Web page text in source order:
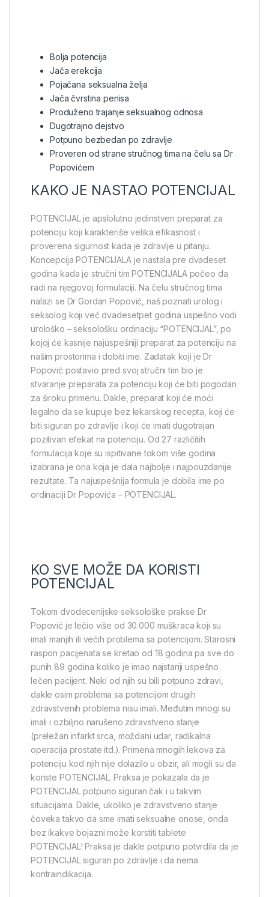
Bolja potencija
Jača erekcija
Pojačana seksualna želja
Jača čvrstina penisa
Produženo trajanje seksualnog odnosa
Dugotrajno dejstvo
Potpuno bezbedan po zdravlje
Proveren od strane stručnog tima na čelu sa Dr
Popovićem
KAKO JE NASTAO POTENCIJAL
POTENCIJAL je apslolutno jedinstven preparat za
potenciju koji karakteriše velika efikasnost i
proverena sigurnost kada je zdravlje u pitanju.
Koncepcija POTENCIJALA je nastala pre dvadeset
godina kada je stručni tim POTENCIJALA počeo da
radi na njegovoj formulaciji. Na čelu stručnog tima
nalazi se Dr Gordan Popović, naš poznati urolog i
seksolog koji već dvadesetpet godina uspešno vodi
urološko – seksološku ordinaciju “POTENCIJAL”, po
kojoj će kasnije najuspešniji preparat za potenciju na
našim prostorima i dobiti ime. Zadatak koji je Dr
Popović postavio pred svoj stručni tim bio je
stvaranje preparata za potenciju koji će biti pogodan
za široku primenu. Dakle, preparat koji će moći
legalno da se kupuje bez lekarskog recepta, koji će
biti siguran po zdravlje i koji će imati dugotrajan
pozitivan efekat na potenciju. Od 27 različitih
formulacija koje su ispitivane tokom više godina
izabrana je ona koja je dala najbolje i najpouzdanije
rezultate. Ta najuspešnija formula je dobila ime po
ordinaciji Dr Popovića – POTENCIJAL.
KO SVE MOŽE DA KORISTI
POTENCIJAL
Tokom dvodecenijske seksološke prakse Dr
Popović je lečio više od 30.000 muškraca koji su
imali manjih ili većih problema sa potencijom. Starosni
raspon pacijenata se kretao od 18 godina pa sve do
punih 89 godina koliko je imao najstariji uspešno
lečen pacijent. Neki od njih su bili potpuno zdravi,
dakle osim problema sa potencijom drugih
zdravstvenih problema nisu imali. Međutim mnogi su
imali i ozbiljno narušeno zdravstveno stanje
(preležan infarkt srca, moždani udar, radikalna
operacija prostate itd.). Primena mnogih lekova za
potenciju kod njih nije dolazilo u obzir, ali mogli su da
koriste POTENCIJAL. Praksa je pokazala da je
POTENCIJAL potpuno siguran čak i u takvim
situacijama. Dakle, ukoliko je zdravstveno stanje
čoveka takvo da sme imati seksualne onose, onda
bez ikakve bojazni može korstiti tablete
POTENCIJAL! Praksa je dakle potpuno potvrdila da je
POTENCIJAL siguran po zdravlje i da nema
kontraindikacija.